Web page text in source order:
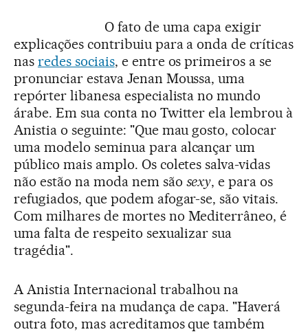
O fato de uma capa exigir
explicações contribuiu para a onda de críticas
nas redes sociais, e entre os primeiros a se
pronunciar estava Jenan Moussa, uma
repórter libanesa especialista no mundo
árabe. Em sua conta no Twitter ela lembrou à
Anistia o seguinte: "Que mau gosto, colocar
uma modelo seminua para alcançar um
público mais amplo. Os coletes salva-vidas
não estão na moda nem são sexy, e para os
refugiados, que podem afogar-se, são vitais.
Com milhares de mortes no Mediterrâneo, é
uma falta de respeito sexualizar sua
tragédia".
A Anistia Internacional trabalhou na
segunda-feira na mudança de capa. "Haverá
outra foto, mas acreditamos que também